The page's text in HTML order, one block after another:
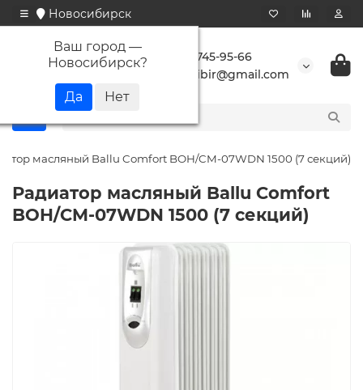
Новосибирск
Ваш город —
Новосибирск?
+7 923 745-95-66
buransibir@gmail.com
масляный Ballu Comfort BOH/CM-07WDN 1500 (7 секций)
Радиатор масляный Ballu Comfort
BOH/CM-07WDN 1500 (7 секций)